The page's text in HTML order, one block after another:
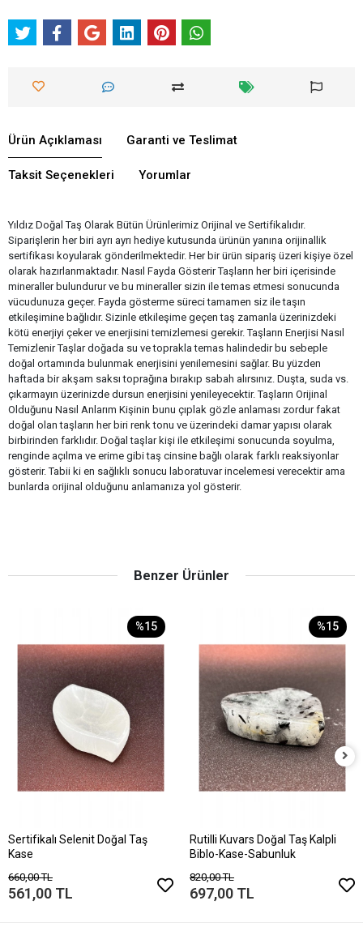
Ürün Açıklaması Garanti ve Teslimat
Taksit Seçenekleri Yorumlar
Yıldız Doğal Taş Olarak Bütün Ürünlerimiz Orijinal ve Sertifikalıdır.
Siparişlerin her biri ayrı ayrı hediye kutusunda ürünün yanına orijinallik
sertifikası koyularak gönderilmektedir. Her bir ürün sipariş üzeri kişiye özel
olarak hazırlanmaktadır. Nasıl Fayda Gösterir Taşların her biri içerisinde
mineraller bulundurur ve bu mineraller sizin ile temas etmesi sonucunda
vücudunuza geçer. Fayda gösterme süreci tamamen siz ile taşın
etkileşimine bağlıdır. Sizinle etkileşime geçen taş zamanla üzerinizdeki
kötü enerjiyi çeker ve enerjisini temizlemesi gerekir. Taşların Enerjisi Nasıl
Temizlenir Taşlar doğada su ve toprakla temas halindedir bu sebeple
doğal ortamında bulunmak enerjisini yenilemesini sağlar. Bu yüzden
haftada bir akşam saksı toprağına bırakıp sabah alırsınız. Duşta, suda vs.
çıkarmayın üzerinizde dursun enerjisini yenileyecektir. Taşların Orijinal
Olduğunu Nasıl Anlarım Kişinin bunu çıplak gözle anlaması zordur fakat
doğal olan taşların her biri renk tonu ve üzerindeki damar yapısı olarak
birbirinden farklıdır. Doğal taşlar kişi ile etkileşimi sonucunda soyulma,
renginde açılma ve erime gibi taş cinsine bağlı olarak farklı reaksiyonlar
gösterir. Tabii ki en sağlıklı sonucu laboratuvar incelemesi verecektir ama
bunlarda orijinal olduğunu anlamanıza yol gösterir.
Benzer Ürünler
%15
Sertifikalı Selenit Doğal Taş
Kase
660,00 TL
561,00 TL
%15
Rutilli Kuvars Doğal Taş Kalpli
Biblo-Kase-Sabunluk
820,00 TL
697,00 TL